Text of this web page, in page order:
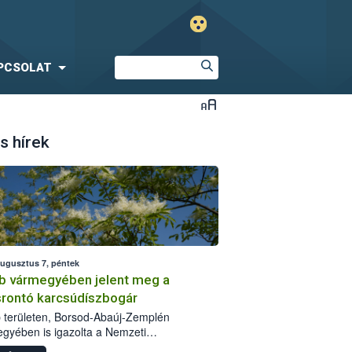
hírek
7, péntek
vármegyében jelent meg a
karcsúdíszbogár
területen, Borsod-Abaúj-Zemplén
is igazolta a Nemzeti
biztonsági Hivatal (Nébih) a